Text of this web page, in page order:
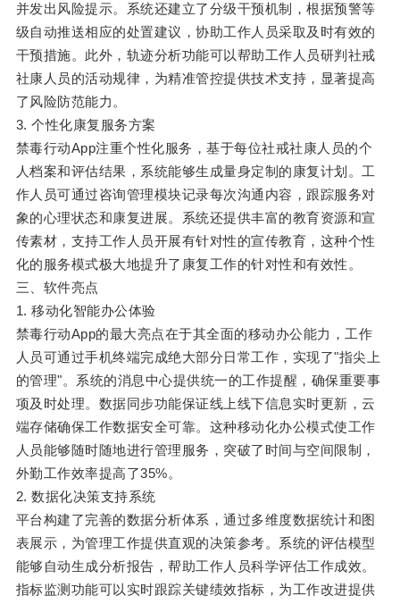
并发出风险提示。系统还建立了分级干预机制，根据预警等
级自动推送相应的处置建议，协助工作人员采取及时有效的
干预措施。此外，轨迹分析功能可以帮助工作人员研判社戒
社康人员的活动规律，为精准管控提供技术支持，显著提高
了风险防范能力。
3. 个性化康复服务方案
禁毒行动App注重个性化服务，基于每位社戒社康人员的个
人档案和评估结果，系统能够生成量身定制的康复计划。工
作人员可通过咨询管理模块记录每次沟通内容，跟踪服务对
象的心理状态和康复进展。系统还提供丰富的教育资源和宣
传素材，支持工作人员开展有针对性的宣传教育，这种个性
化的服务模式极大地提升了康复工作的针对性和有效性。
三、软件亮点
1. 移动化智能办公体验
禁毒行动App的最大亮点在于其全面的移动办公能力，工作
人员可通过手机终端完成绝大部分日常工作，实现了"指尖上
的管理"。系统的消息中心提供统一的工作提醒，确保重要事
项及时处理。数据同步功能保证线上线下信息实时更新，云
端存储确保工作数据安全可靠。这种移动化办公模式使工作
人员能够随时随地进行管理服务，突破了时间与空间限制，
外勤工作效率提高了35%。
2. 数据化决策支持系统
平台构建了完善的数据分析体系，通过多维度数据统计和图
表展示，为管理工作提供直观的决策参考。系统的评估模型
能够自动生成分析报告，帮助工作人员科学评估工作成效。
指标监测功能可以实时跟踪关键绩效指标，为工作改进提供